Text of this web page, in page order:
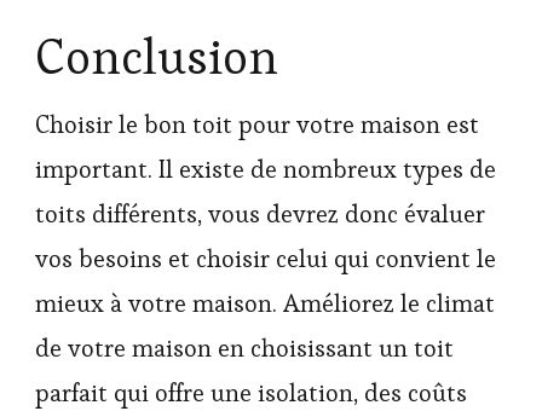
Conclusion
Choisir le bon toit pour votre maison est
important. Il existe de nombreux types de
toits différents, vous devrez donc évaluer
vos besoins et choisir celui qui convient le
mieux à votre maison. Améliorez le climat
de votre maison en choisissant un toit
parfait qui offre une isolation, des coûts